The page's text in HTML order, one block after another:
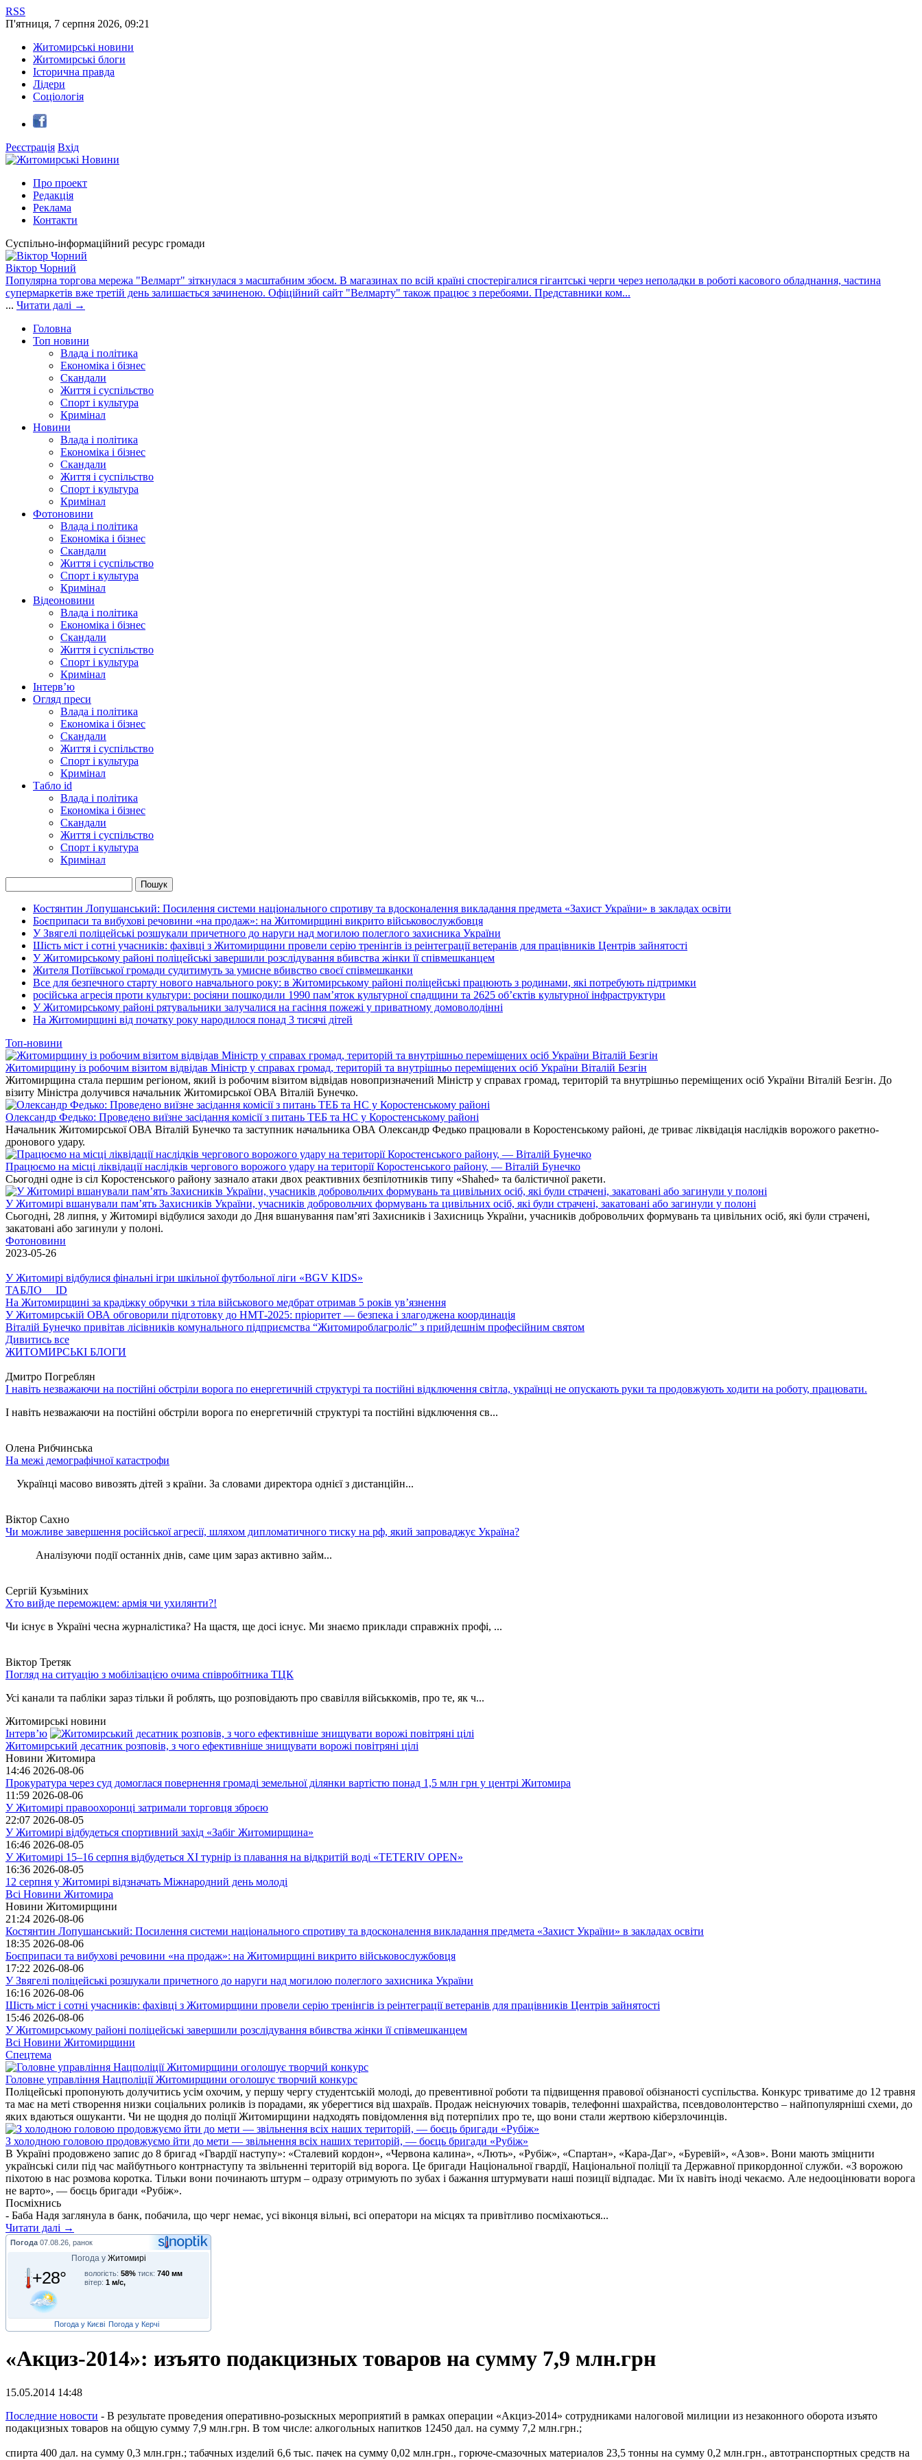
RSS
П'ятниця, 7 серпня 2026, 09:21
Житомирські новини
Житомирські блоги
Історична правда
Лідери
Соціологія
Реєстрація Вхід
Про проект
Редакція
Реклама
Контакти
Суспільно-інформаційний ресурс громади
Віктор Чорний
Популярна торгова мережа "Велмарт" зіткнулася з масштабним збоєм. В магазинах по всій країні спостерігалися гігантські черги через неполадки в роботі касового обладнання, частина
супермаркетів вже третій день залишається зачиненою. Офіційний сайт "Велмарту" також працює з перебоями. Представники ком...
... Читати далі →
Головна
Топ новини
Влада і політика
Економіка і бізнес
Скандали
Життя і суспільство
Спорт і культура
Кримінал
Новини
Влада і політика
Економіка і бізнес
Скандали
Життя і суспільство
Спорт і культура
Кримінал
Фотоновини
Влада і політика
Економіка і бізнес
Скандали
Життя і суспільство
Спорт і культура
Кримінал
Відеоновини
Влада і політика
Економіка і бізнес
Скандали
Життя і суспільство
Спорт і культура
Кримінал
Інтерв’ю
Огляд преси
Влада і політика
Економіка і бізнес
Скандали
Життя і суспільство
Спорт і культура
Кримінал
Табло id
Влада і політика
Економіка і бізнес
Скандали
Життя і суспільство
Спорт і культура
Кримінал
Костянтин Лопушанський: Посилення системи національного спротиву та вдосконалення викладання предмета «Захист України» в закладах освіти
Боєприпаси та вибухові речовини «на продаж»: на Житомирщині викрито військовослужбовця
У Звягелі поліцейські розшукали причетного до наруги над могилою полеглого захисника України
Шість міст і сотні учасників: фахівці з Житомирщини провели серію тренінгів із реінтеграції ветеранів для працівників Центрів зайнятості
У Житомирському районі поліцейські завершили розслідування вбивства жінки її співмешканцем
Жителя Потіївської громади судитимуть за умисне вбивство своєї співмешканки
Все для безпечного старту нового навчального року: в Житомирському районі поліцейські працюють з родинами, які потребують підтримки
російська агресія проти культури: росіяни пошкодили 1990 пам’яток культурної спадщини та 2625 об’єктів культурної інфраструктури
У Житомирському районі рятувальники залучалися на гасіння пожежі у приватному домоволодінні
На Житомирщині від початку року народилося понад 3 тисячі дітей
Топ-новини
Житомирщину із робочим візитом відвідав Міністр у справах громад, територій та внутрішньо переміщених осіб України Віталій Безгін
Житомирщина стала першим регіоном, який із робочим візитом відвідав новопризначений Міністр у справах громад, територій та внутрішньо переміщених осіб України Віталій Безгін. До
візиту Міністра долучився начальник Житомирської ОВА Віталій Бунечко.
Олександр Федько: Проведено виїзне засідання комісії з питань ТЕБ та НС у Коростенському районі
Начальник Житомирської ОВА Віталій Бунечко та заступник начальника ОВА Олександр Федько працювали в Коростенському районі, де триває ліквідація наслідків ворожого ракетно-
дронового удару.
Працюємо на місці ліквідації наслідків чергового ворожого удару на території Коростенського району, — Віталій Бунечко
Сьогодні одне із сіл Коростенського району зазнало атаки двох реактивних безпілотників типу «Shahed» та балістичної ракети.
У Житомирі вшанували пам’ять Захисників України, учасників добровольчих формувань та цивільних осіб, які були страчені, закатовані або загинули у полоні
Сьогодні, 28 липня, у Житомирі відбулися заходи до Дня вшанування пам’яті Захисників і Захисниць України, учасників добровольчих формувань та цивільних осіб, які були страчені,
закатовані або загинули у полоні.
Фотоновини
2023-05-26
У Житомирі відбулися фінальні ігри шкільної футбольної ліги «BGV KIDS»
ТАБЛО ID
На Житомирщині за крадіжку обручки з тіла військового медбрат отримав 5 років ув’язнення
У Житомирській ОВА обговорили підготовку до НМТ-2025: пріоритет — безпека і злагоджена координація
Віталій Бунечко привітав лісівників комунального підприємства “Житомироблагроліс” з прийдешнім професійним святом
Дивитись все
ЖИТОМИРСЬКІ БЛОГИ
Дмитро Погреблян
І навіть незважаючи на постійні обстріли ворога по енергетичній структурі та постійні відключення світла, українці не опускають руки та продовжують ходити на роботу, працювати.
І навіть незважаючи на постійні обстріли ворога по енергетичній структурі та постійні відключення св...
Олена Рибчинська
На межі демографічної катастрофи
Українці масово вивозять дітей з країни. За словами директора однієї з дистанційн...
Віктор Сахно
Чи можливе завершення російської агресії, шляхом дипломатичного тиску на рф, який запроваджує Україна?
Аналізуючи події останніх днів, саме цим зараз активно займ...
Сергій Кузьміних
Хто вийде переможцем: армія чи ухилянти?!
Чи існує в Україні чесна журналістика? На щастя, ще досі існує. Ми знаємо приклади справжніх профі, ...
Віктор Третяк
Погляд на ситуацію з мобілізацією очима співробітника ТЦК
Усі канали та пабліки зараз тільки й роблять, що розповідають про свавілля військкомів, про те, як ч...
Житомирські новини
Інтерв’ю
Житомирський десатник розповів, з чого ефективніше знищувати ворожі повітряні цілі
Новини Житомира
14:46 2026-08-06
Прокуратура через суд домоглася повернення громаді земельної ділянки вартістю понад 1,5 млн грн у центрі Житомира
11:59 2026-08-06
У Житомирі правоохоронці затримали торговця зброєю
22:07 2026-08-05
У Житомирі відбудеться спортивний захід «Забіг Житомирщина»
16:46 2026-08-05
У Житомирі 15–16 серпня відбудеться XI турнір із плавання на відкритій воді «TETERIV OPEN»
16:36 2026-08-05
12 серпня у Житомирі відзначать Міжнародний день молоді
Всі Новини Житомира
Новини Житомирщини
21:24 2026-08-06
Костянтин Лопушанський: Посилення системи національного спротиву та вдосконалення викладання предмета «Захист України» в закладах освіти
18:35 2026-08-06
Боєприпаси та вибухові речовини «на продаж»: на Житомирщині викрито військовослужбовця
17:22 2026-08-06
У Звягелі поліцейські розшукали причетного до наруги над могилою полеглого захисника України
16:16 2026-08-06
Шість міст і сотні учасників: фахівці з Житомирщини провели серію тренінгів із реінтеграції ветеранів для працівників Центрів зайнятості
15:46 2026-08-06
У Житомирському районі поліцейські завершили розслідування вбивства жінки її співмешканцем
Всі Новини Житомирщини
Спецтема
Головне управління Нацполіції Житомирщини оголошує творчий конкурс
Поліцейські пропонують долучитись усім охочим, у першу чергу студентській молоді, до превентивної роботи та підвищення правової обізнаності суспільства. Конкурс триватиме до 12 травня
та має на меті створення низки соціальних роликів із порадами, як уберегтися від шахраїв. Продаж неіснуючих товарів, телефонні шахрайства, псевдоволонтерство – найпопулярніші схеми, до
яких вдаються ошуканти. Чи не щодня до поліції Житомирщини надходять повідомлення від потерпілих про те, що вони стали жертвою кіберзлочинців.
З холодною головою продовжуємо йти до мети — звільнення всіх наших територій, — боєць бригади «Рубіж»
В Україні продовжено запис до 8 бригад «Гвардії наступу»: «Сталевий кордон», «Червона калина», «Лють», «Рубіж», «Спартан», «Кара-Даг», «Буревій», «Азов». Вони мають зміцнити
українські сили під час майбутнього контрнаступу та звільненні територій від ворога. Це бригади Національної гвардії, Національної поліції та Державної прикордонної служби. «З ворожою
піхотою в нас розмова коротка. Тільки вони починають штурм – одразу отримують по зубах і бажання штурмувати наші позиції відпадає. Ми їх навіть іноді чекаємо. Але недооцінювати ворога
не варто», — боєць бригади «Рубіж».
Посміхнись
- Баба Надя заглянула в банк, побачила, що черг немає, усі віконця вільні, всі оператори на місцях та привітливо посміхаються...
Читати далі →
Погода 07.08.26, ранок
Погода у Житомирі
+28° вологість: 58% тиск: 740 мм
вітер: 1 м/с,
Погода у Києві Погода у Керчі
«Акциз-2014»: изъято подакцизных товаров на сумму 7,9 млн.грн
15.05.2014 14:48
Последние новости - В результате проведения оперативно-розыскных мероприятий в рамках операции «Акциз-2014» сотрудниками налоговой милиции из незаконного оборота изъято
подакцизных товаров на общую сумму 7,9 млн.грн. В том числе: алкогольных напитков 12450 дал. на сумму 7,2 млн.грн.;
спирта 400 дал. на сумму 0,3 млн.грн.; табачных изделий 6,6 тыс. пачек на сумму 0,02 млн.грн., горюче-смазочных материалов 23,5 тонны на сумму 0,2 млн.грн., автотранспортных средств на